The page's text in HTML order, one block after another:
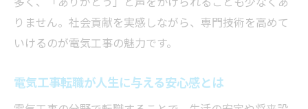
りません。社会貢献を実感しながら、専門技術を高めて
いけるのが電気工事の魅力です。
電気工事転職が人生に与える安心感とは